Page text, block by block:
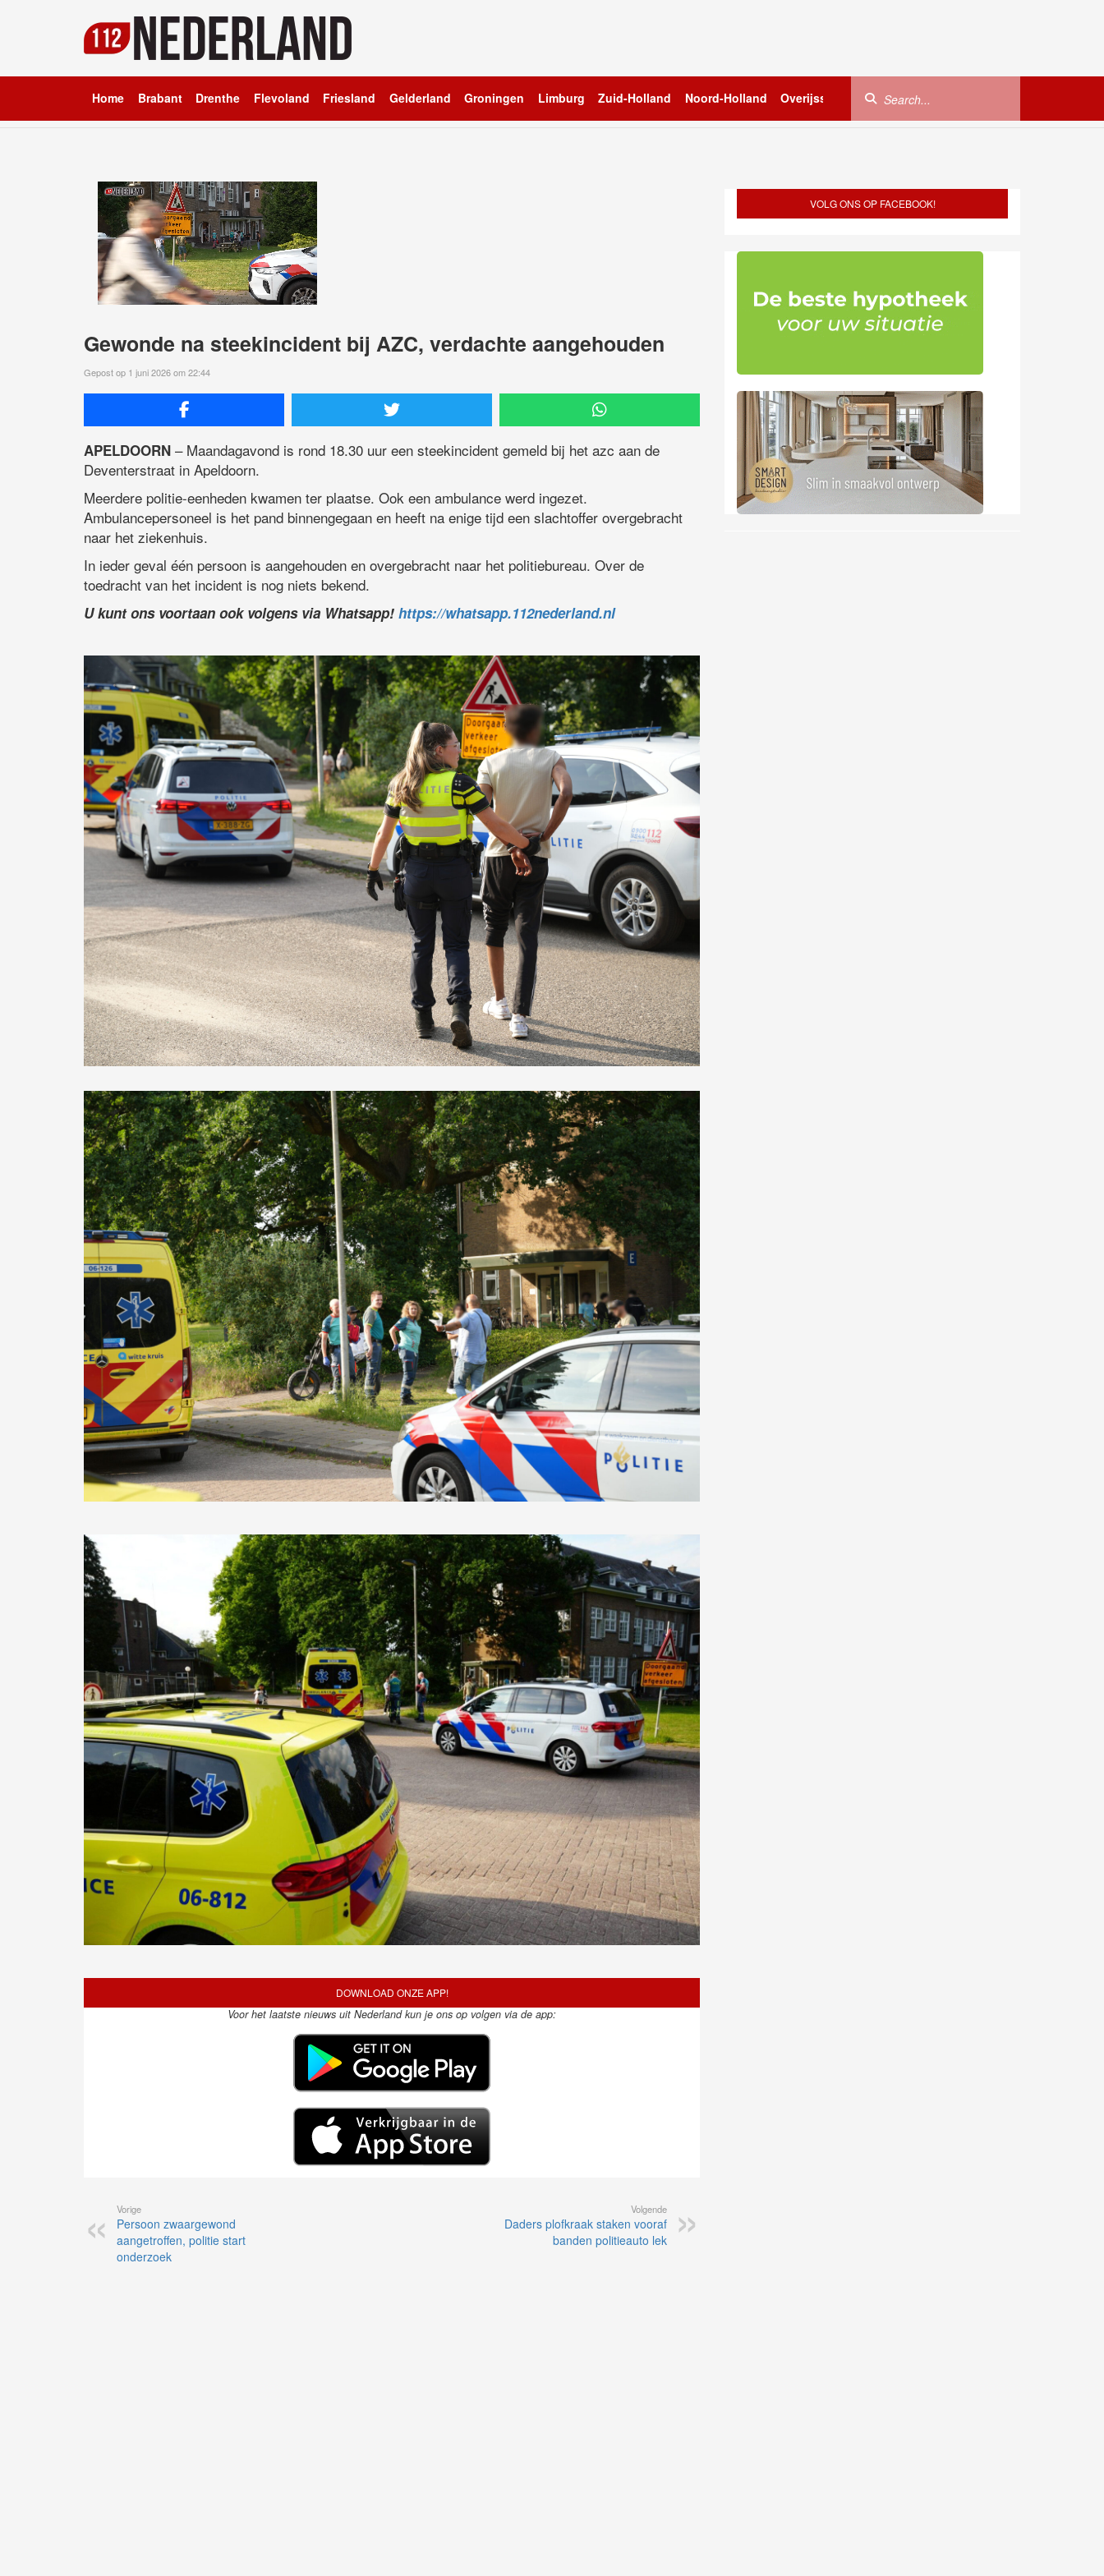
Home Brabant Drenthe Flevoland Friesland Gelderland Groningen Limburg Zuid-Holland Noord-Holland Overijssel Utrecht Zeeland
Gewonde na steekincident bij AZC, verdachte aangehouden
Gepost op 1 juni 2026 om 22:44
APELDOORN – Maandagavond is rond 18.30 uur een steekincident gemeld bij het azc aan de
Deventerstraat in Apeldoorn.
Meerdere politie-eenheden kwamen ter plaatse. Ook een ambulance werd ingezet.
Ambulancepersoneel is het pand binnengegaan en heeft na enige tijd een slachtoffer overgebracht
naar het ziekenhuis.
In ieder geval één persoon is aangehouden en overgebracht naar het politiebureau. Over de
toedracht van het incident is nog niets bekend.
U kunt ons voortaan ook volgens via Whatsapp! https://whatsapp.112nederland.nl
DOWNLOAD ONZE APP!
Voor het laatste nieuws uit Nederland kun je ons op volgen via de app:
Vorige
Persoon zwaargewond
aangetroffen, politie start
onderzoek
Volgende
Daders plofkraak staken vooraf
banden politieauto lek
VOLG ONS OP FACEBOOK!